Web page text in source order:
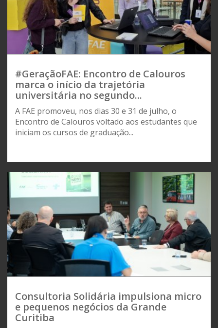
#GeraçãoFAE: Encontro de Calouros
marca o início da trajetória
universitária no segundo...
A FAE promoveu, nos dias 30 e 31 de julho, o
Encontro de Calouros voltado aos estudantes que
iniciam os cursos de graduação...
Consultoria Solidária impulsiona micro
e pequenos negócios da Grande
Curitiba